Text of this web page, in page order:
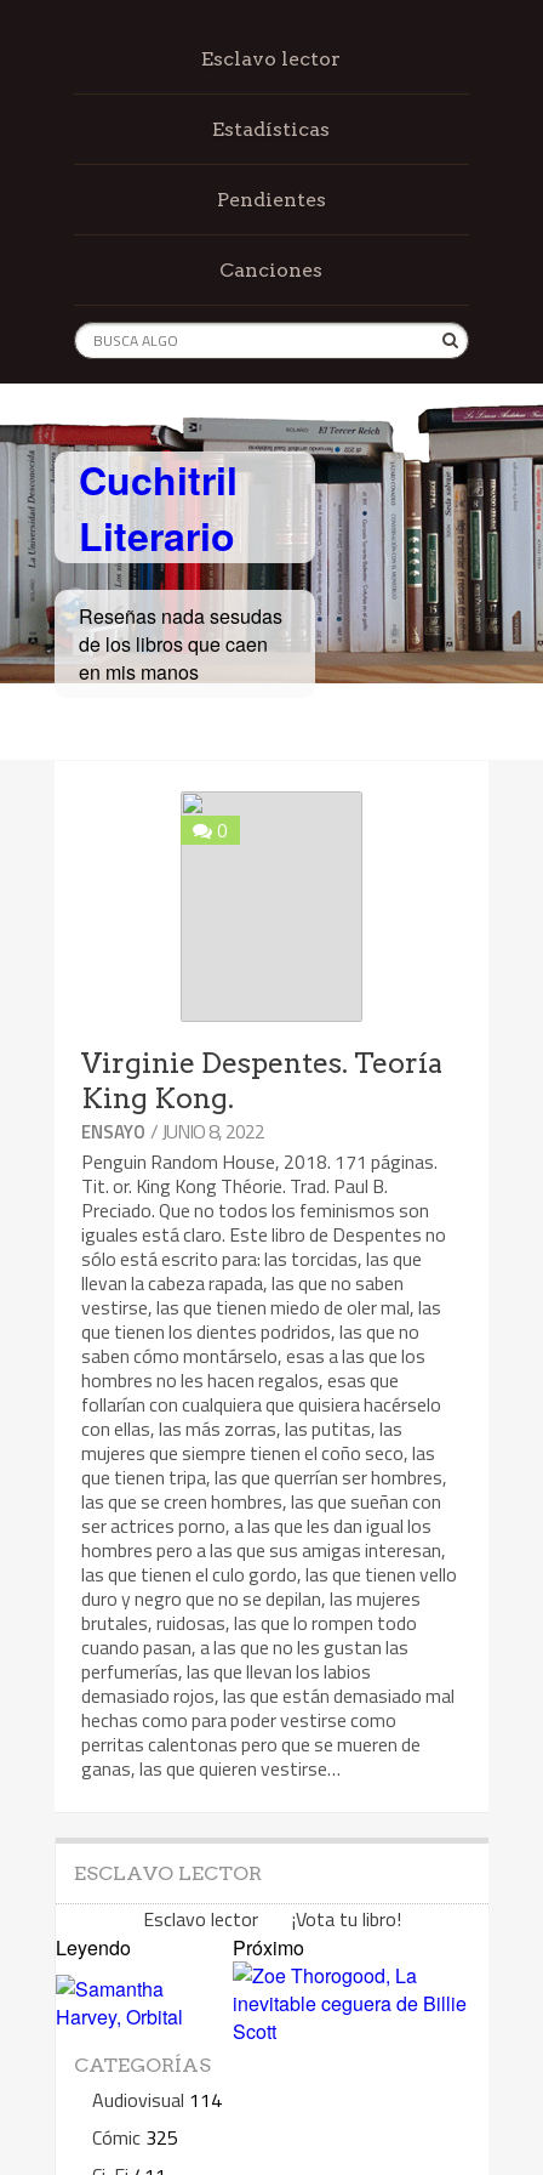
Esclavo lector
Estadísticas
Pendientes
Canciones
Cuchitril
Literario
Reseñas nada sesudas
de los libros que caen
en mis manos
0
Virginie Despentes. Teoría
King Kong.
ENSAYO / JUNIO 8, 2022
Penguin Random House, 2018. 171 páginas.
Tit. or. King Kong Théorie. Trad. Paul B.
Preciado. Que no todos los feminismos son
iguales está claro. Este libro de Despentes no
sólo está escrito para: las torcidas, las que
llevan la cabeza rapada, las que no saben
vestirse, las que tienen miedo de oler mal, las
que tienen los dientes podridos, las que no
saben cómo montárselo, esas a las que los
hombres no les hacen regalos, esas que
follarían con cualquiera que quisiera hacérselo
con ellas, las más zorras, las putitas, las
mujeres que siempre tienen el coño seco, las
que tienen tripa, las que querrían ser hombres,
las que se creen hombres, las que sueñan con
ser actrices porno, a las que les dan igual los
hombres pero a las que sus amigas interesan,
las que tienen el culo gordo, las que tienen vello
duro y negro que no se depilan, las mujeres
brutales, ruidosas, las que lo rompen todo
cuando pasan, a las que no les gustan las
perfumerías, las que llevan los labios
demasiado rojos, las que están demasiado mal
hechas como para poder vestirse como
perritas calentonas pero que se mueren de
ganas, las que quieren vestirse…
ESCLAVO LECTOR
Esclavo lector ¡Vota tu libro!
Leyendo Próximo
CATEGORÍAS
Audiovisual 114
Cómic 325